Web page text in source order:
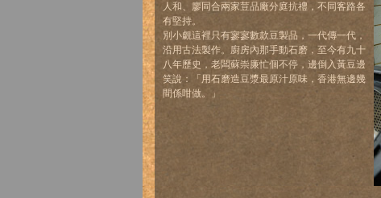
人和、廖同合兩家荳品廠分庭抗禮，不同客路各
有堅持。
別小覷這裡只有寥寥數款豆製品，一代傳一代，
沿用古法製作。廚房內那手動石磨，至今有九十
八年歷史，老闆蘇崇廉忙個不停，邊倒入黃豆邊
笑說：「用石磨造豆漿最原汁原味，香港無邊幾
間係咁做。」